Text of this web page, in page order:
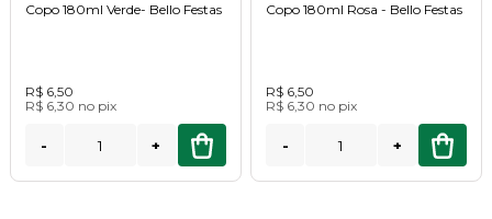
Copo 180ml Verde- Bello Festas
R$ 6,50
R$ 6,30 no pix
- +
Copo 180ml Rosa - Bello Festas
R$ 6,50
R$ 6,30 no pix
- +